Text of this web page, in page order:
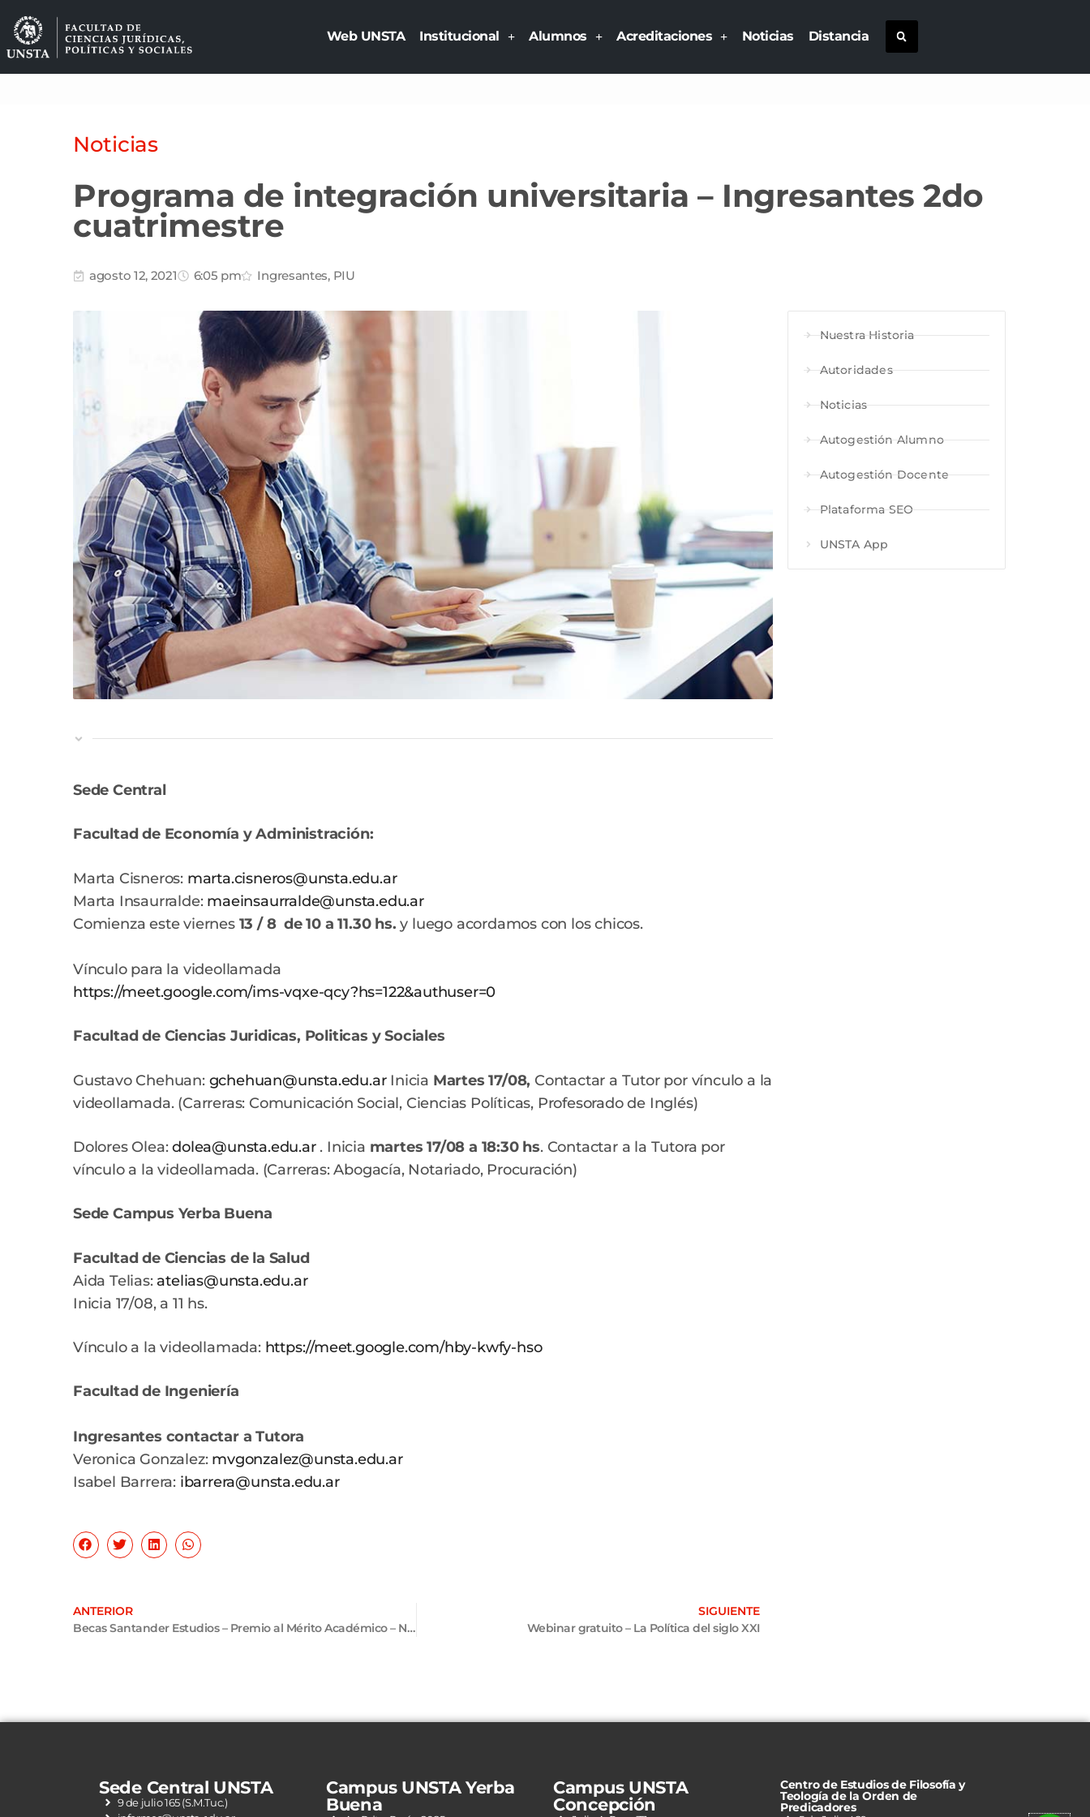
Web UNSTA Institucional Alumnos Acreditaciones Noticias Distancia
Noticias
Programa de integración universitaria – Ingresantes 2do
cuatrimestre
agosto 12, 2021 6:05 pm Ingresantes, PIU
Sede Central
Facultad de Economía y Administración:
Marta Cisneros: marta.cisneros@unsta.edu.ar
Marta Insaurralde: maeinsaurralde@unsta.edu.ar
Comienza este viernes 13 / 8 de 10 a 11.30 hs. y luego acordamos con los chicos.
Vínculo para la videollamada
https://meet.google.com/ims-vqxe-qcy?hs=122&authuser=0
Facultad de Ciencias Juridicas, Politicas y Sociales
Gustavo Chehuan: gchehuan@unsta.edu.arInicia Martes 17/08, Contactar a Tutor por vínculo a la
videollamada. (Carreras: Comunicación Social, Ciencias Políticas, Profesorado de Inglés)
Dolores Olea:dolea@unsta.edu.ar. Inicia martes 17/08 a 18:30 hs. Contactar a la Tutora por
vínculo a la videollamada. (Carreras: Abogacía, Notariado, Procuración)
Sede Campus Yerba Buena
Facultad de Ciencias de la Salud
Aida Telias: atelias@unsta.edu.ar
Inicia 17/08, a 11 hs.
Vínculo a la videollamada: https://meet.google.com/hby-kwfy-hso
Facultad de Ingeniería
Ingresantes contactar a Tutora
Veronica Gonzalez: mvgonzalez@unsta.edu.ar
Isabel Barrera: ibarrera@unsta.edu.ar
Nuestra Historia
Autoridades
Noticias
Autogestión Alumno
Autogestión Docente
Plataforma SEO
UNSTA App
ANTERIOR
Becas Santander Estudios – Premio al Mérito Académico – Nueva edición
SIGUIENTE
Webinar gratuito – La Política del siglo XXI
Sede Central UNSTA
9 de julio 165 (S.M.Tuc.)
Campus UNSTA Yerba
Buena
Campus UNSTA
Concepción
Centro de Estudios de Filosofía y
Teología de la Orden de
Predicadores